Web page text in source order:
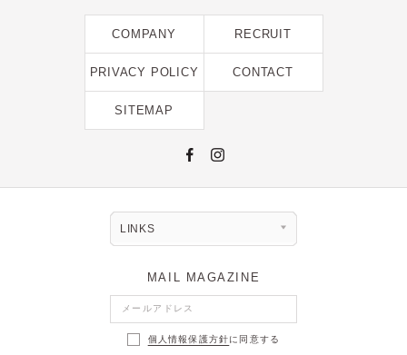
COMPANY RECRUIT
PRIVACY POLICY CONTACT
SITEMAP
LINKS
MAIL MAGAZINE
個人情報保護方針に同意する